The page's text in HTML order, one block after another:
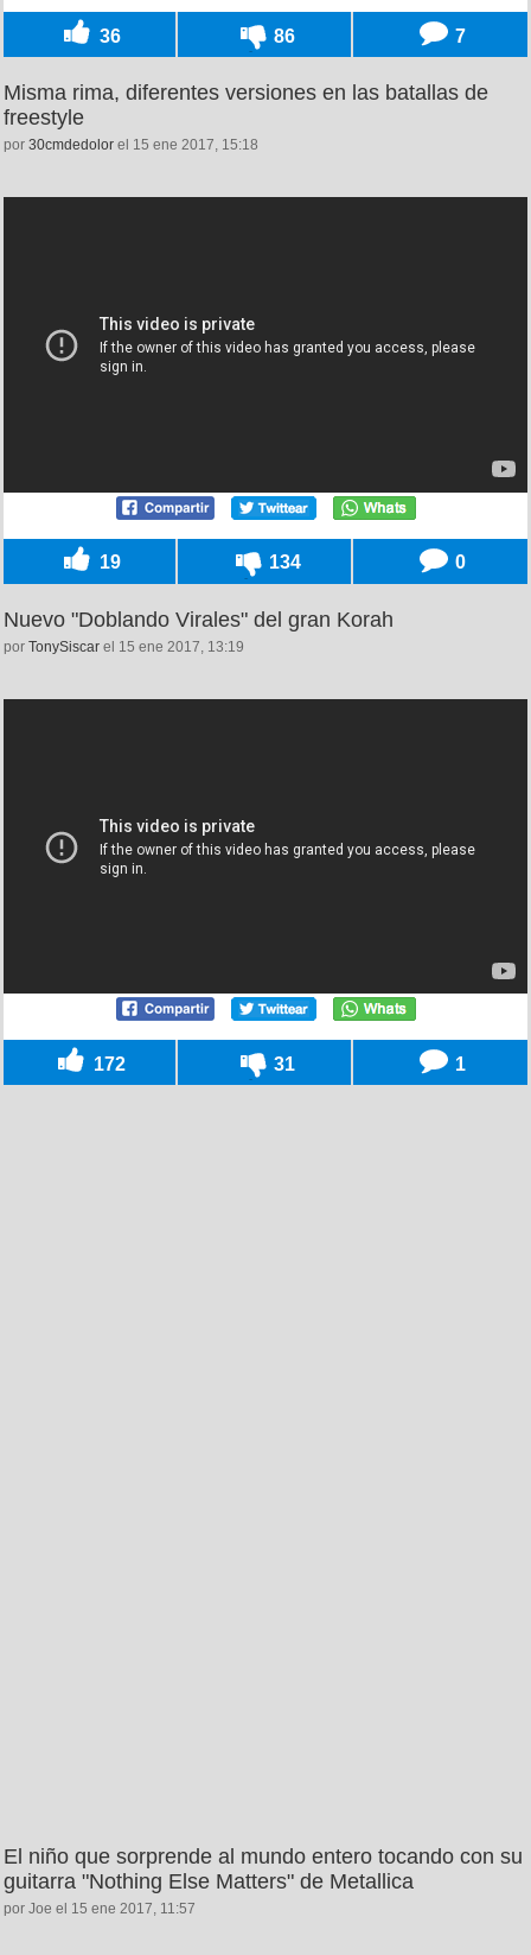
36 86 7
Misma rima, diferentes versiones en las batallas de
freestyle
por 30cmdedolor el 15 ene 2017, 15:18
19 134 0
Nuevo "Doblando Virales" del gran Korah
por TonySiscar el 15 ene 2017, 13:19
172 31 1
El niño que sorprende al mundo entero tocando con su
guitarra "Nothing Else Matters" de Metallica
por Joe el 15 ene 2017, 11:57